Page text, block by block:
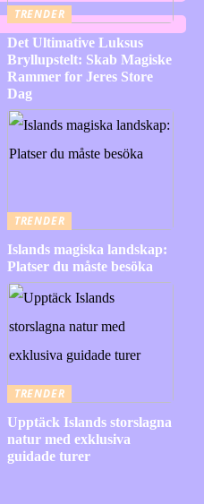
TRENDER
Det Ultimative Luksus
Bryllupstelt: Skab Magiske
Rammer for Jeres Store
Dag
TRENDER
Islands magiska landskap:
Platser du måste besöka
TRENDER
Upptäck Islands storslagna
natur med exklusiva
guidade turer